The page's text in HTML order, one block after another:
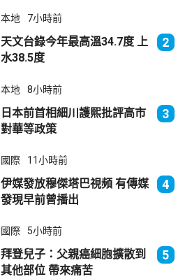
本地 7小時前
天文台錄今年最高溫34.7度 上
水38.5度
2
本地 8小時前
日本前首相細川護熙批評高市
對華等政策
3
國際 11小時前
伊媒發放穆傑塔巴視頻 有傳媒
發現早前曾播出
4
國際 5小時前
拜登兒子：父親癌細胞擴散到
其他部位 帶來痛苦
5